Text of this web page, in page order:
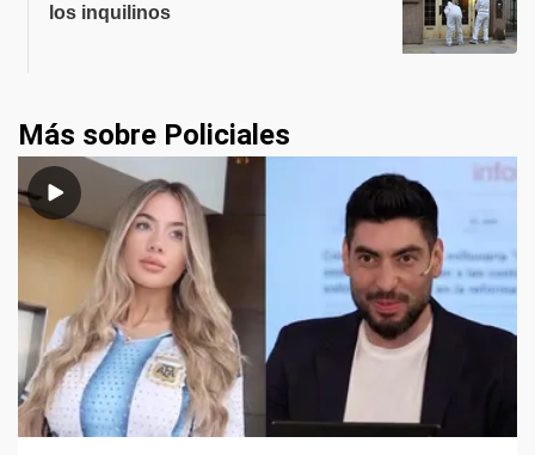
los inquilinos
Más sobre Policiales